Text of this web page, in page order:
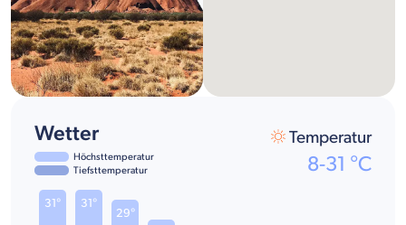
Wetter
Höchsttemperatur
Tiefsttemperatur
Temperatur
8-31 °C
31° 31°
29°